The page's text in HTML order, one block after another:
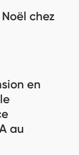
chez
en
au